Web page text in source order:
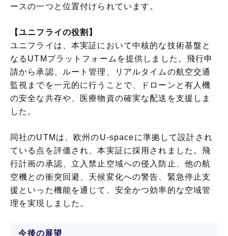
ースの一つと位置付けられています。
【ユニフライの役割】
ユニフライは、本実証において中核的な技術基盤と
なるUTMプラットフォームを提供しました。飛行申
請から承認、ルート管理、リアルタイムの航空交通
監視までを一元的に行うことで、ドローンと有人機
の安全な共存や、医療物資の確実な配送を支援しま
した。
同社のUTMは、欧州のU-spaceに準拠して設計され
ている点を評価され、本実証に採用されました。飛
行計画の承認、立入禁止空域への侵入防止、他の航
空機との衝突回避、天候変化への警告、緊急停止支
援といった機能を通じて、安全かつ効率的な空域管
理を実現しました。
今後の展望